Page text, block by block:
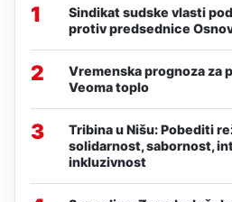
1
Sindikat sudske vlasti
protiv predsednice
2
Vremenska prognoza za
Veoma toplo
3
Tribina u Nišu: Pobediti
solidarnost, sabornost,
inkluzivnost